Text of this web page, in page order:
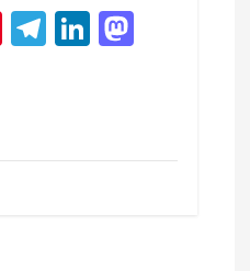
Pi
nt
t
Te
le
m
Li
nk
M
as
n